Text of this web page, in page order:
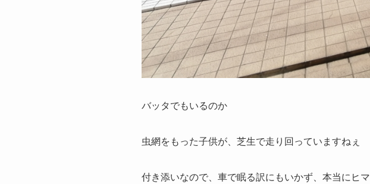
バッタでもいるのか
虫網をもった子供が、芝生で走り回っていますねぇ
付き添いなので、車で眠る訳にもいかず、本当にヒマ